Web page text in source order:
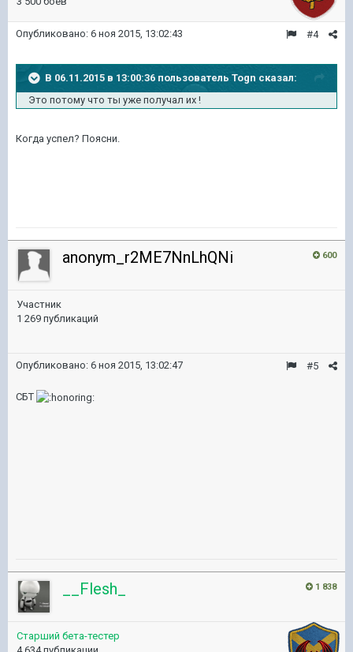
#4
Опубликовано: 6 ноя 2015, 13:02:43
В 06.11.2015 в 13:00:36 пользователь Togn сказал:
Это потому что ты уже получал их !
Когда успел? Поясни.
600
anonym_r2ME7NnLhQNi
Участник
1 269 публикаций
#5
Опубликовано: 6 ноя 2015, 13:02:47
СБТ
1 838
__Flesh_
Старший бета-тестер